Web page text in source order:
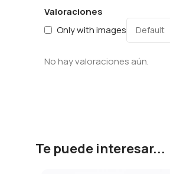
Valoraciones
Only with images
No hay valoraciones aún.
Te puede interesar...